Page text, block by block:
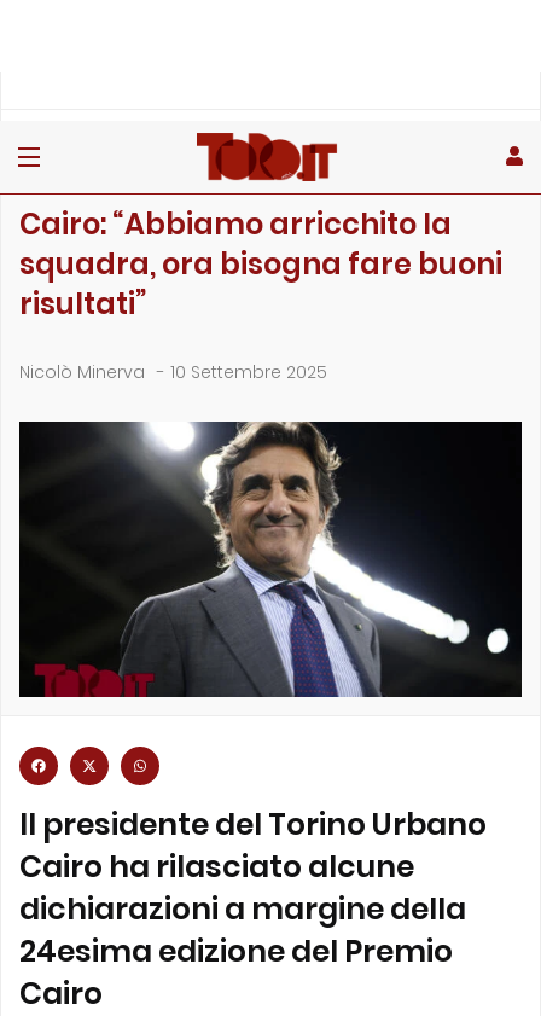
Cairo: “Abbiamo arricchito la
squadra, ora bisogna fare buoni
risultati”
Nicolò Minerva - 10 Settembre 2025
Il presidente del Torino Urbano
Cairo ha rilasciato alcune
dichiarazioni a margine della
24esima edizione del Premio
Cairo